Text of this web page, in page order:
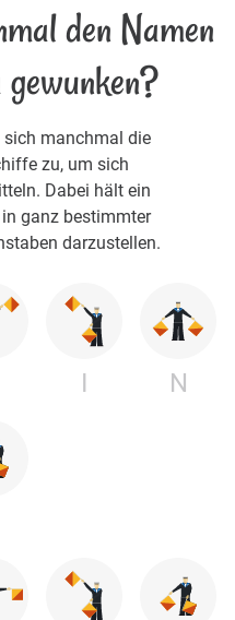
den Namen
sich manchmal die
zu, um sich
Dabei hält ein
ganz bestimmter
darzustellen.
I N